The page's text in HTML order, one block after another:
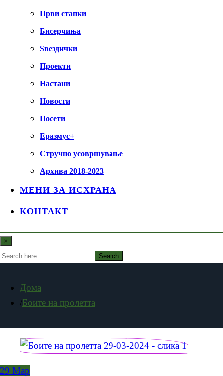
Први стапки
Бисерчиња
Ѕвездички
Проекти
Настани
Новости
Посети
Еразмус+
Стручно усовршување
Архива 2018-2023
МЕНИ ЗА ИСХРАНА
КОНТАКТ
×
Search
Дома
Боите на пролетта
29 Мар